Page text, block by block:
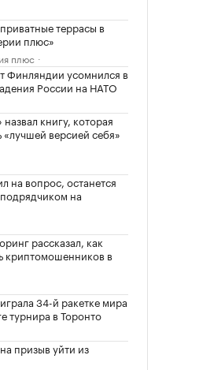
террасы в
плюс»
плюс
Финляндии усомнился в
России на НАТО
книгу, которая
«лучшей версией себя»
на вопрос, останется
на
рассказал, как
криптомошенников в
34-й ракетке мира
турнира в Торонто
призыв уйти из